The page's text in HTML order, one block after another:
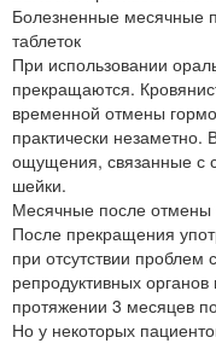
Болезненные месячные
таблеток
При использовании
прекращаются.
временной отмены
практически
ощущения, связанные с
шейки.
Месячные после
После прекращения
при отсутствии
репродуктивных
протяжении 3 месяцев
Но у некоторых